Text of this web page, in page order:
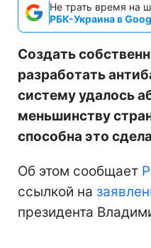
Не трать время на
РБК-Украина в
Создать
разработать
систему удалось
меньшинству
способна это
Об этом сообщает
ссылкой на
президента